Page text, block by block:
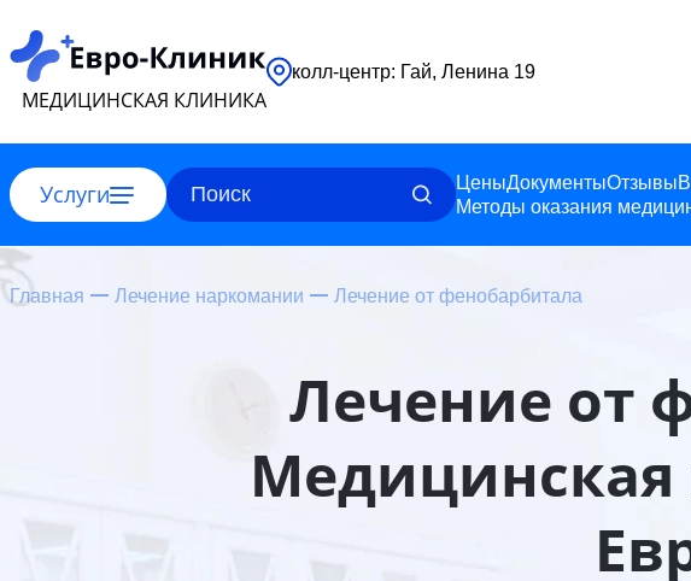
МЕДИЦИНСКАЯ КЛИНИКА
колл-центр: Гай, Ленина 19
Услуги ЦеныДокументыОтзывы
Методы оказания
Главная Лечение наркомании Лечение от фенобарбитала
Лечение от
Медицинская